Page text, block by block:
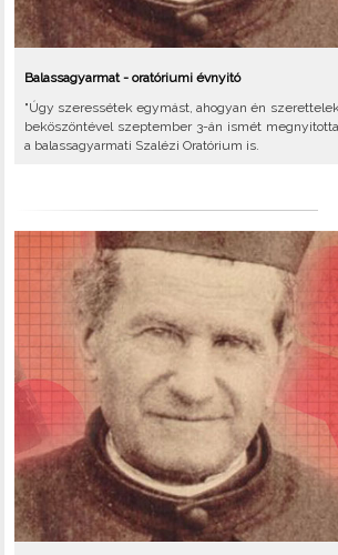
Balassagyarmat - oratóriumi évnyitó
"Úgy szeressétek egymást, ahogyan én
beköszöntével szeptember 3-án ismét
a balassagyarmati Szalézi Oratórium is.